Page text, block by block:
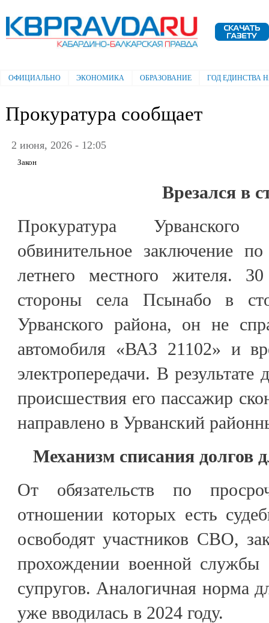
Электронная газета "Кабардино-
Балкарская правда"
Главное меню
ОФИЦИАЛЬНО ЭКОНОМИКА ОБРАЗОВАНИЕ ГОД ЕДИНСТВА
Прокуратура сообщает
2 июня, 2026 - 12:05
Закон
Врезался в
Прокуратура
обвинительное заключение
летнего местного жителя.
стороны села Псынабо в
Урванского района, он не
автомобиля «ВАЗ 21102» и
электропередачи. В результате
происшествия его пассажир
направлено в Урванский
Механизм списания долгов
От обязательств по
отношении которых есть
освободят участников СВО,
прохождении военной
супругов. Аналогичная норма
уже вводилась в 2024 году.